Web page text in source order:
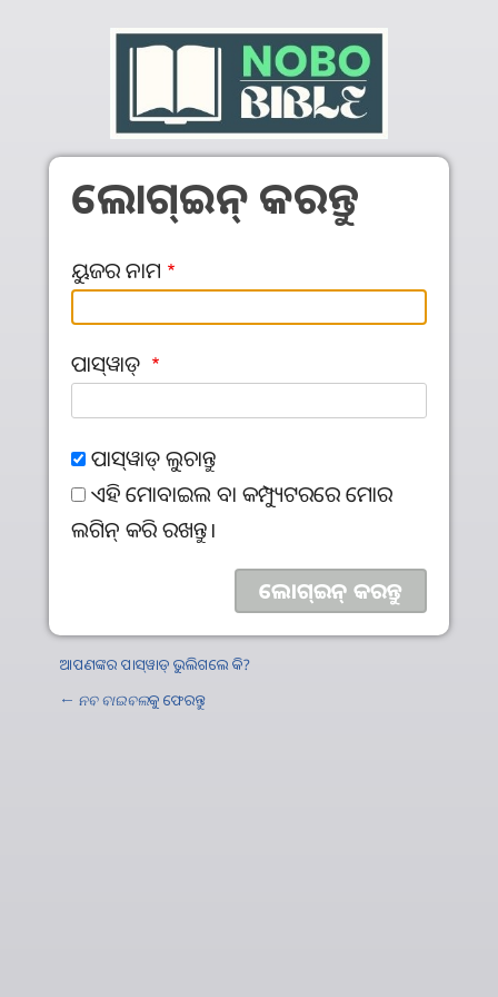
ଲୋଗ୍‍ଇନ୍‍ କରନ୍ତୁ
ୟୁଜର ନାମ
ପାସ୍‌ୱାଡ୍‌
ପାସ୍‌ୱାଡ୍‌ ଲୁଚାନ୍ତୁ
ଏହି ମୋବାଇଲ ବା କମ୍ପ୍ୟୁଟରରେ ମୋର
ଲଗିନ୍‌ କରି ରଖନ୍ତୁ।
ଆପଣଙ୍କର ପାସ୍‌ୱାଡ୍‌ ଭୁଲିଗଲେ କି?
← ନବ ବାଇବଲକୁ ଫେରନ୍ତୁ